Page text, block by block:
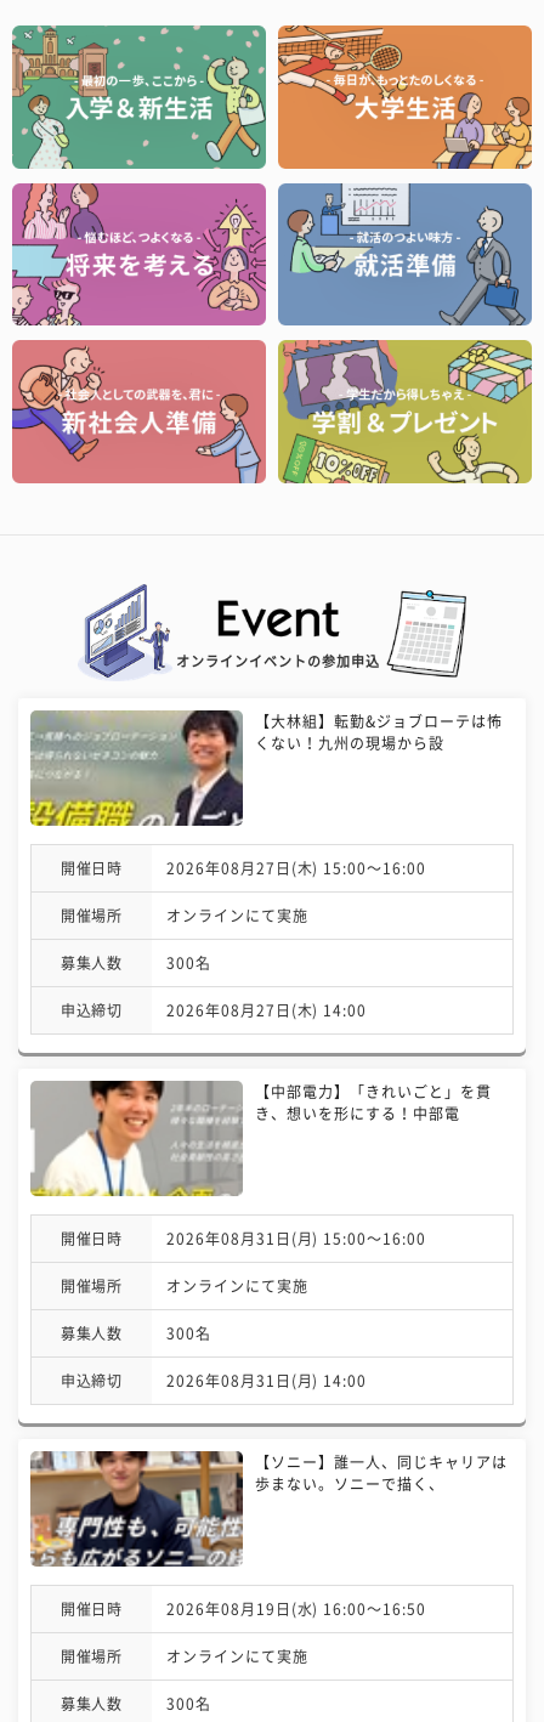
オンラインイベントの参加申込
【大林組】転勤&ジョブローテは怖
くない！九州の現場から設
開催日時 2026年08月27日(木) 15:00〜16:00
開催場所 オンラインにて実施
募集人数 300名
申込締切 2026年08月27日(木) 14:00
【中部電力】「きれいごと」を貫
き、想いを形にする！中部電
開催日時 2026年08月31日(月) 15:00〜16:00
開催場所 オンラインにて実施
募集人数 300名
申込締切 2026年08月31日(月) 14:00
【ソニー】誰一人、同じキャリアは
歩まない。ソニーで描く、
開催日時 2026年08月19日(水) 16:00〜16:50
開催場所 オンラインにて実施
募集人数 300名